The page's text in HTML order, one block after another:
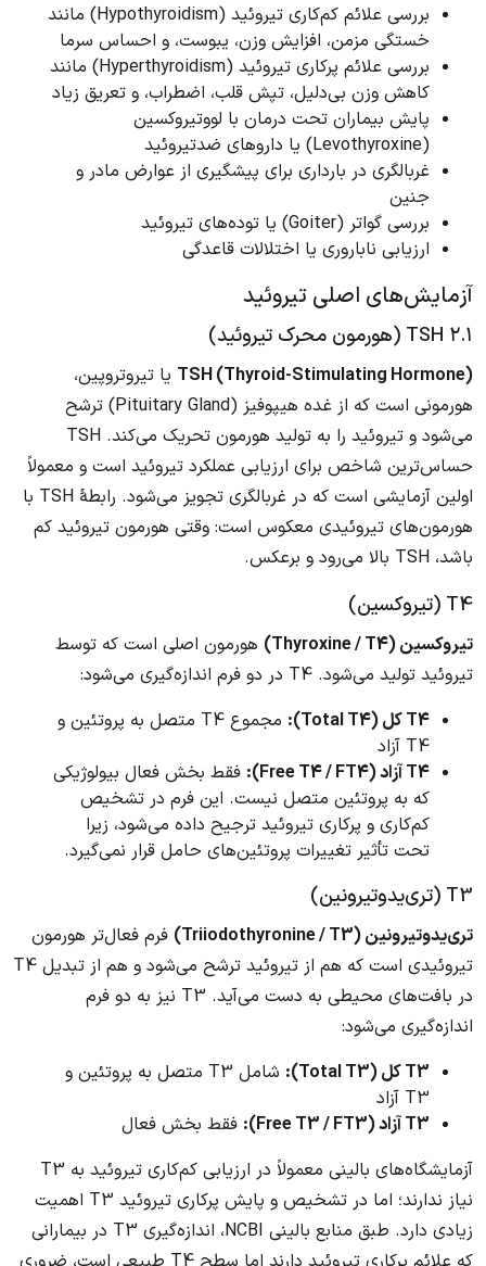
بررسی علائم کم‌کاری تیروئید (Hypothyroidism) مانند
خستگی مزمن، افزایش وزن، یبوست، و احساس سرما
بررسی علائم پرکاری تیروئید (Hyperthyroidism) مانند
کاهش وزن بی‌دلیل، تپش قلب، اضطراب، و تعریق زیاد
پایش بیماران تحت درمان با لووتیروکسین
(Levothyroxine) یا داروهای ضدتیروئید
غربالگری در بارداری برای پیشگیری از عوارض مادر و
جنین
بررسی گواتر (Goiter) یا توده‌های تیروئید
ارزیابی ناباروری یا اختلالات قاعدگی
آزمایش‌های اصلی تیروئید
۲.۱ TSH (هورمون محرک تیروئید)
TSH (Thyroid-Stimulating Hormone) یا تیروتروپین،
هورمونی است که از غده هیپوفیز (Pituitary Gland) ترشح
می‌شود و تیروئید را به تولید هورمون تحریک می‌کند. TSH
حساس‌ترین شاخص برای ارزیابی عملکرد تیروئید است و معمولاً
اولین آزمایشی است که در غربالگری تجویز می‌شود. رابطهٔ TSH با
هورمون‌های تیروئیدی معکوس است: وقتی هورمون تیروئید کم
باشد، TSH بالا می‌رود و برعکس.
T4 (تیروکسین)
تیروکسین (Thyroxine / T4)
هورمون اصلی است که توسط
تیروئید تولید می‌شود. T4 در دو فرم اندازه‌گیری می‌شود:
T4 کل (Total T4):
مجموع T4 متصل به پروتئین و
T4 آزاد
T4 آزاد (Free T4 / FT4):
فقط بخش فعال بیولوژیکی
که به پروتئین متصل نیست. این فرم در تشخیص
کم‌کاری و پرکاری تیروئید ترجیح داده می‌شود، زیرا
تحت تأثیر تغییرات پروتئین‌های حامل قرار نمی‌گیرد.
T3 (تری‌یدوتیرونین)
تری‌یدوتیرونین (Triiodothyronine / T3)
فرم فعال‌تر هورمون
تیروئیدی است که هم از تیروئید ترشح می‌شود و هم از تبدیل T4
در بافت‌های محیطی به دست می‌آید. T3 نیز به دو فرم
اندازه‌گیری می‌شود:
T3 کل (Total T3):
شامل T3 متصل به پروتئین و
T3 آزاد
T3 آزاد (Free T3 / FT3):
فقط بخش فعال
آزمایشگاه‌های بالینی معمولاً در ارزیابی کم‌کاری تیروئید به T3
نیاز ندارند؛ اما در تشخیص و پایش پرکاری تیروئید T3 اهمیت
زیادی دارد. طبق منابع بالینی NCBI، اندازه‌گیری T3 در بیمارانی